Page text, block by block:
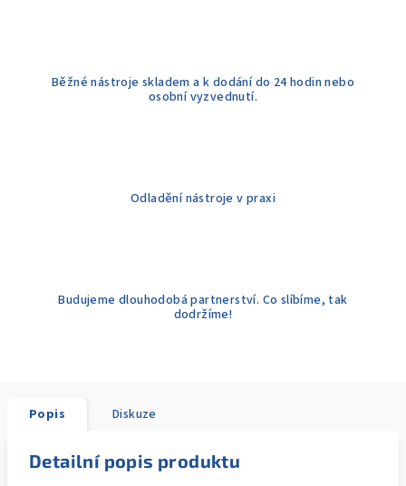
Běžné nástroje skladem a k dodání do 24 hodin nebo
osobní vyzvednutí.
Odladění nástroje v praxi
Budujeme dlouhodobá partnerství. Co slíbíme, tak
dodržíme!
Popis Diskuze
Detailní popis produktu